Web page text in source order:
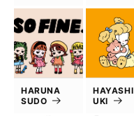
HARUNA
SUDO
HAYASHI
UKI